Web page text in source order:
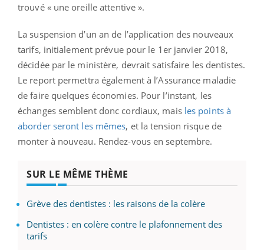
trouvé « une oreille attentive ».
La suspension d’un an de l’application des nouveaux
tarifs, initialement prévue pour le 1er janvier 2018,
décidée par le ministère, devrait satisfaire les dentistes.
Le report permettra également à l’Assurance maladie
de faire quelques économies. Pour l’instant, les
échanges semblent donc cordiaux, mais les points à
aborder seront les mêmes, et la tension risque de
monter à nouveau. Rendez-vous en septembre.
SUR LE MÊME THÈME
Grève des dentistes : les raisons de la colère
Dentistes : en colère contre le plafonnement des
tarifs